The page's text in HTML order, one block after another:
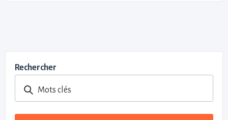
Rechercher
Mots clés